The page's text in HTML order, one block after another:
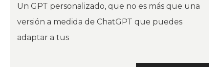
Un GPT personalizado, que no es más que una
versión a medida de ChatGPT que puedes
adaptar a tus